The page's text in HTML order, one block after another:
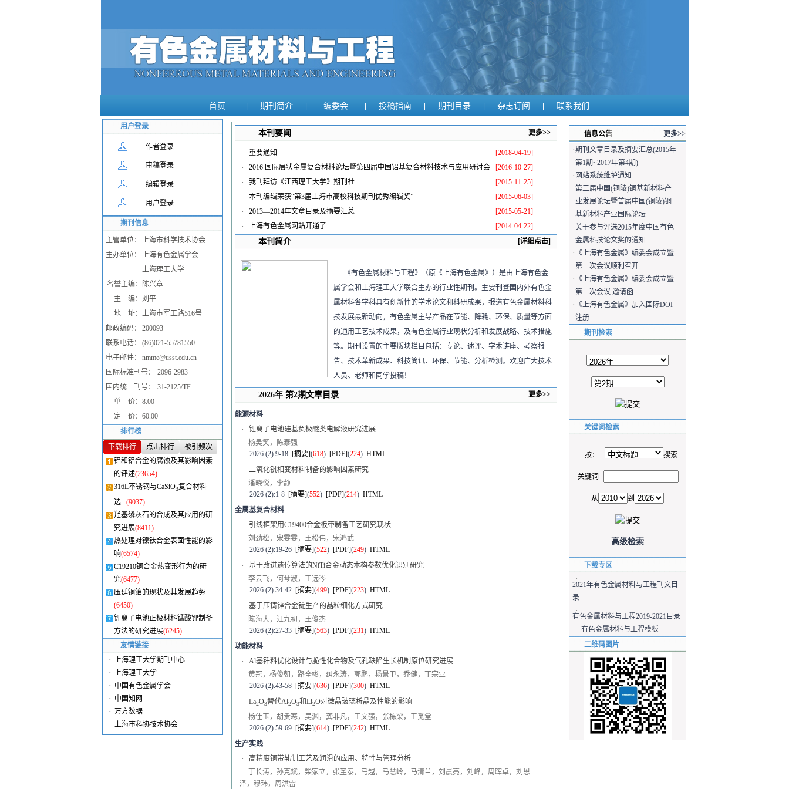
首页 期刊简介 编委会 投稿指南 期刊目录 杂志订阅 联系我们
用户登录
作者登录
审稿登录
编辑登录
用户登录
期刊信息
主管单位：
上海市科学技术协会
主办单位：
上海有色金属学会
上海理工大学
名誉主编：
陈兴章
主 编： 刘平
地 址： 上海市军工路516号
邮政编码：
200093
联系电话：
(86)021-55781550
电子邮件：
nmme@usst.edu.cn
国际标准刊号：
2096-2983
国内统一刊号：
31-2125/TF
单 价： 8.00
定 价： 60.00
排行榜
下载排行
点击排行
被引频次
铝和铝合金的腐蚀及其影响因素
的评述(23654)
316L不锈钢与CaSiO3复合材料
选...(9037)
羟基磷灰石的合成及其应用的研
究进展(8411)
热处理对镍钛合金表面性能的影
响(6574)
C19210铜合金热变形行为的研
究(6477)
压延铜箔的现状及其发展趋势
(6450)
锂离子电池正极材料锰酸锂制备
方法的研究进展(6245)
友情链接
· 上海理工大学期刊中心
· 上海理工大学
· 中国有色金属学会
· 中国知网
· 万方数据
· 上海市科协技术协会
本刊要闻 更多>>
· 重要通知 [2018-04-19]
· 2016 国际层状金属复合材料论坛暨第四届中国铝基复合材料技术与应用研讨会 [2016-10-27]
· 我刊拜访《江西理工大学》期刊社 [2015-11-25]
· 本刊编辑荣获“第3届上海市高校科技期刊优秀编辑奖” [2015-06-03]
· 2013—2014年文章目录及摘要汇总 [2015-05-21]
· 上海有色金属网站开通了 [2014-04-22]
本刊简介 [详细点击]
《有色金属材料与工程》（原《上海有色金属》）是由上海有色金
属学会和上海理工大学联合主办的行业性期刊。主要刊登国内外有色金
属材料各学科具有创新性的学术论文和科研成果，报道有色金属材料科
技发展最新动向，有色金属主导产品在节能、降耗、环保、质量等方面
的通用工艺技术成果，及有色金属行业现状分析和发展战略、技术措施
等。期刊设置的主要版块栏目包括：专论、述评、学术讲座、考察报
告、技术革新成果、科技简讯、环保、节能、分析检测。欢迎广大技术
人员、老师和同学投稿！
2026年 第2期文章目录 更多>>
能源材料
·
锂离子电池硅基负极醚类电解液研究进展
杨吴笑，陈泰强
2026 (2):9-18 [摘要](618) [PDF](224) HTML
·
二氧化钒相变材料制备的影响因素研究
潘晓悦，李静
2026 (2):1-8 [摘要](552) [PDF](214) HTML
金属基复合材料
·
引线框架用C19400合金板带制备工艺研究现状
刘劲松，宋雯雯，王松伟，宋鸿武
2026 (2):19-26 [摘要](522) [PDF](249) HTML
·
基于改进遗传算法的NiTi合金动态本构参数优化识别研究
李云飞，何琴淑，王远岑
2026 (2):34-42 [摘要](499) [PDF](223) HTML
·
基于压铸锌合金锭生产的晶粒细化方式研究
陈海大，汪九初，王俊杰
2026 (2):27-33 [摘要](563) [PDF](231) HTML
功能材料
·
Al基钎料优化设计与脆性化合物及气孔缺陷生长机制原位研究进展
黄冠，杨俊朝，路全彬，纠永涛，郭鹏，杨景卫，乔健，丁宗业
2026 (2):43-58 [摘要](636) [PDF](300) HTML
· La2O3替代Al2O3和Li2O对微晶玻璃析晶及性能的影响
杨佳玉，胡贵寒，吴渊，龚非凡，王文强，张栋梁，王觅堂
2026 (2):59-69 [摘要](614) [PDF](242) HTML
生产实践
·
高精度铜带轧制工艺及润滑的应用、特性与管理分析
丁长涛，孙克斌，柴家立，张圣泰，马越，马慧岭，马清兰，刘晨亮，刘峰，周晖卓，刘恩
泽，穆玮，周洪雷
信息公告 更多>>
·期刊文章目录及摘要汇总(2015年
第1期~2017年第4期)
· 网站系统维护通知
·第三届中国(铜陵)铜基新材料产
业发展论坛暨首届中国(铜陵)铜
基新材料产业国际论坛
·关于参与评选2015年度中国有色
金属科技论文奖的通知
· 《上海有色金属》编委会成立暨
第一次会议顺利召开
· 《上海有色金属》编委会成立暨
第一次会议 邀请函
· 《上海有色金属》加入国际DOI
注册
期刊检索
关键词检索
按： 搜索
关键词
从 到
高级检索
下载专区
·
2021年有色金属材料与工程刊文目
录
·
有色金属材料与工程2019-2021目录
· 有色金属材料与工程模板
二维码图片